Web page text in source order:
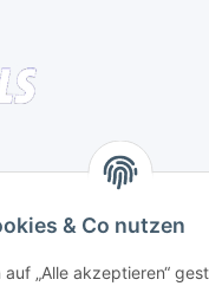
& Co nutzen
auf „Alle akzeptieren“